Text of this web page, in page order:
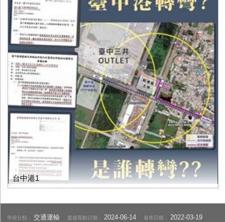
台中港1
市府分類：交通運輸 最後異動日期：2024-06-14 發布日期：2022-03-19